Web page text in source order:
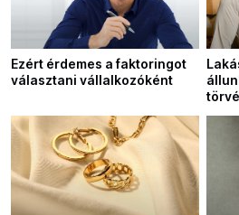
Ezért érdemes a faktoringot
választani vállalkozóként